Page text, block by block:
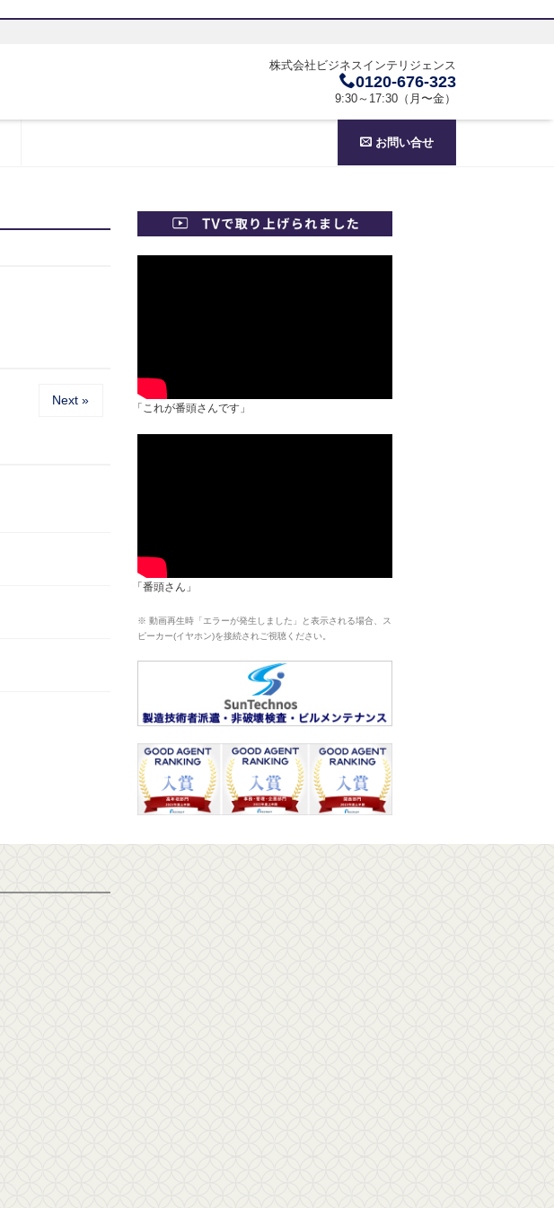
株式会社ビジネスインテリジェンス
0120-676-323
9:30～17:30（月〜金）
お問い合せ
Next »
「これが番頭さんです」
「番頭さん」
※ 動画再生時「エラーが発生しました」と表示される場合、ス
ピーカー(イヤホン)を接続されご視聴ください。